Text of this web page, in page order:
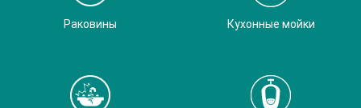
Раковины Кухонные мойки